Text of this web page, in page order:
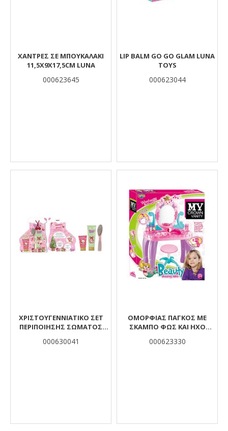
ΧΑΝΤΡΕΣ ΣΕ ΜΠΟΥΚΑΛΑΚΙ
11,5X9X17,5CM LUNA
000623645
LIP BALM GO GO GLAM LUNA
TOYS
000623044
ΧΡΙΣΤΟΥΓΕΝΝΙΑΤΙΚΟ ΣΕΤ
ΠΕΡΙΠΟΙΗΣΗΣ ΣΩΜΑΤΟΣ
GLOSS
000630041
ΟΜΟΡΦΙΑΣ ΠΑΓΚΟΣ ΜΕ
ΣΚΑΜΠΟ ΦΩΣ ΚΑΙ ΗΧΟ
000623330